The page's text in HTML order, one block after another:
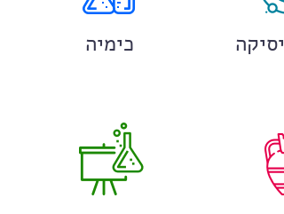
כימיה